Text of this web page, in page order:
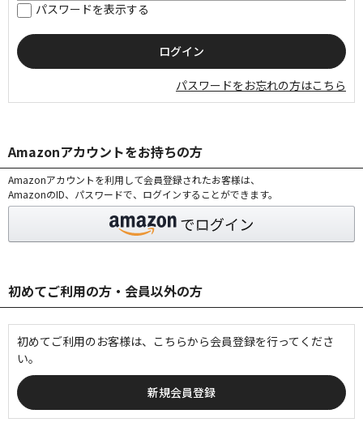
パスワードを表示する
パスワードをお忘れの方はこちら
Amazonアカウントをお持ちの方
Amazonアカウントを利用して会員登録されたお客様は、
AmazonのID、パスワードで、ログインすることができます。
初めてご利用の方・会員以外の方
初めてご利用のお客様は、こちらから会員登録を行ってくださ
い。